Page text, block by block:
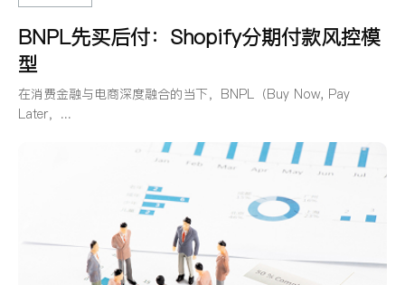
BNPL先买后付：Shopify分期付款风控模
型
在消费金融与电商深度融合的当下，BNPL（Buy Now, Pay
Later，...